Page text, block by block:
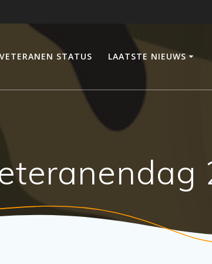
VETERANEN STATUS LAATSTE NIEUWS